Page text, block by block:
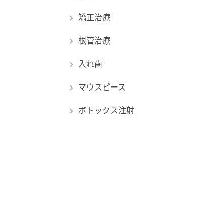
矯正治療
根管治療
入れ歯
マウスピース
ボトックス注射